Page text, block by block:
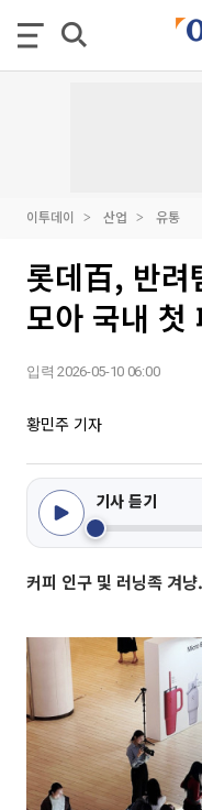
이투데이 산업 유통
롯데百, 반려
모아 국내 첫
입력 2026-05-10 06:00
황민주 기자
기사 듣기
커피 인구 및 러닝족 겨